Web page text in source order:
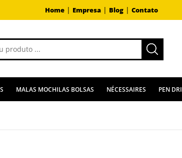
Home| Empresa| Blog| Contato
MALAS MOCHILAS BOLSAS NÉCESSAIRES PEN